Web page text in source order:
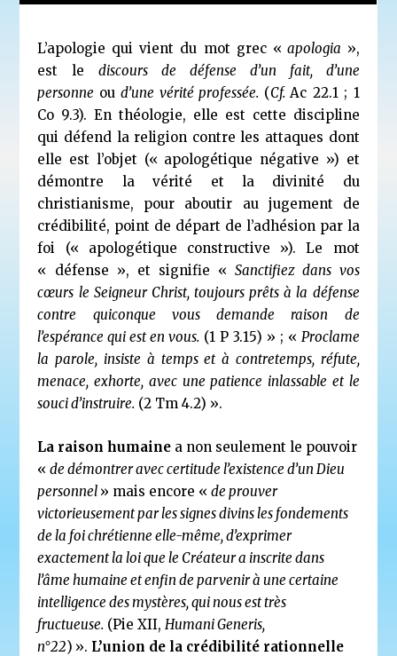
L’apologie qui vient du mot grec « apologia »,
est lediscours de défense d’un fait, d’une
personne oud’une vérité professée. (Cf. Ac 22.1 ; 1
Co 9.3). En théologie, elle est cette discipline
qui défend la religion contre les attaques dont
elle est l’objet (« apologétique négative ») et
démontre la vérité et la divinité du
christianisme, pour aboutir au jugement de
crédibilité, point de départ de l’adhésion par la
foi (« apologétique constructive »). Le mot
« défense », et signifie «Sanctifiez dans vos
cœurs le Seigneur Christ, toujours prêts à la défense
contre quiconque vous demande raison de
l’espérance qui est en vous. (1 P 3.15) » ; « Proclame
la parole, insiste à temps et à contretemps, réfute,
menace, exhorte, avec une patience inlassable et le
souci d’instruire. (2 Tm 4.2) ».
La raison humaine a non seulement le pouvoir
«de démontrer avec certitude l’existence d’un Dieu
personnel » mais encore «de prouver
victorieusement par les signes divins les fondements
de la foi chrétienne elle-même, d’exprimer
exactement la loi que le Créateur a inscrite dans
l’âme humaine et enfin de parvenir à une certaine
intelligence des mystères, qui nous est très
fructueuse. (Pie XII, Humani Generis,
n°22) ». L’union de la crédibilité rationnelle